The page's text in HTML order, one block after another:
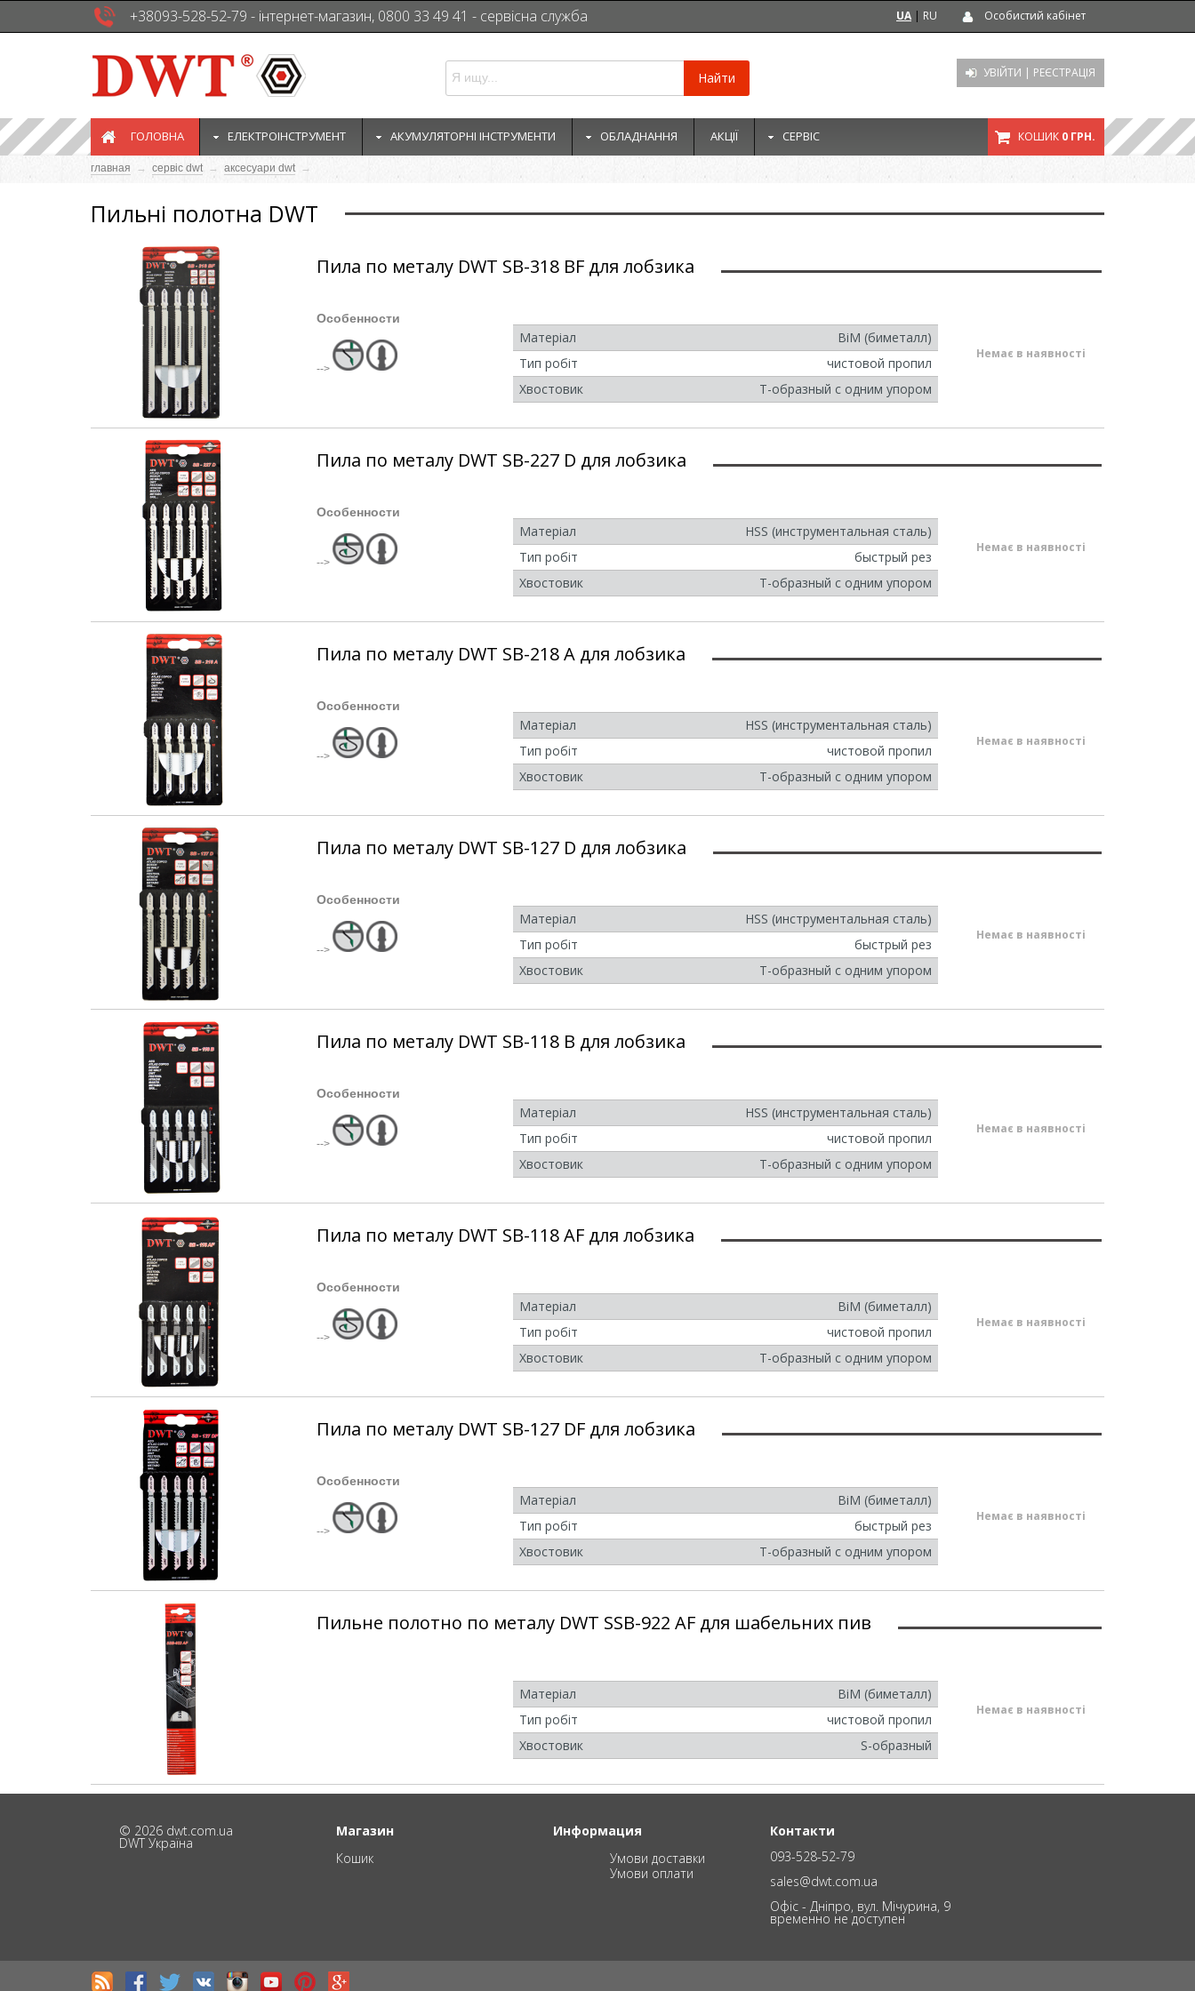
+38093-528-52-79 - інтернет-магазин, 0800 33 49 41 - сервісна служба UA | RU Особистий кабінет
Найти УВІЙТИ | РЕЄСТРАЦІЯ
ГОЛОВНА EЛЕКТРОІНСТРУМЕНТ АКУМУЛЯТОРНІ ІНСТРУМЕНТИ ОБЛАДНАННЯ АКЦІЇ СЕРВІС КОШИК 0 ГРН.
главная → сервіс dwt → аксесуари dwt →
Пильні полотна DWT
Пила по металу DWT SB-318 BF для лобзика
Особенности
-->
Немає в наявності
Матеріал
BiM (биметалл)
Тип робіт
чистовой пропил
Хвостовик
Т-образный с одним упором
Пила по металу DWT SB-227 D для лобзика
Особенности
-->
Немає в наявності
Матеріал
HSS (инструментальная сталь)
Тип робіт
быстрый рез
Хвостовик
Т-образный с одним упором
Пила по металу DWT SB-218 A для лобзика
Особенности
-->
Немає в наявності
Матеріал
HSS (инструментальная сталь)
Тип робіт
чистовой пропил
Хвостовик
Т-образный с одним упором
Пила по металу DWT SB-127 D для лобзика
Особенности
-->
Немає в наявності
Матеріал
HSS (инструментальная сталь)
Тип робіт
быстрый рез
Хвостовик
Т-образный с одним упором
Пила по металу DWT SB-118 B для лобзика
Особенности
-->
Немає в наявності
Матеріал
HSS (инструментальная сталь)
Тип робіт
чистовой пропил
Хвостовик
Т-образный с одним упором
Пила по металу DWT SB-118 AF для лобзика
Особенности
-->
Немає в наявності
Матеріал
BiM (биметалл)
Тип робіт
чистовой пропил
Хвостовик
Т-образный с одним упором
Пила по металу DWT SB-127 DF для лобзика
Особенности
-->
Немає в наявності
Матеріал
BiM (биметалл)
Тип робіт
быстрый рез
Хвостовик
Т-образный с одним упором
Пильне полотно по металу DWT SSB-922 AF для шабельних пив
Немає в наявності
Матеріал
BiM (биметалл)
Тип робіт
чистовой пропил
Хвостовик
S-образный
© 2026 dwt.com.ua
DWT Україна
Магазин
Кошик
Информация
Умови доставки
Умови оплати
Контакти
093-528-52-79
sales@dwt.com.ua
Офіс - Дніпро, вул. Мічурина, 9
временно не доступен